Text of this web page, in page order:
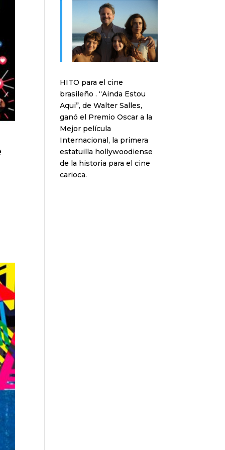
HITO para el cine
brasileño . “Ainda Estou
Aqui”, de Walter Salles,
ganó el Premio Oscar a la
Mejor película
Internacional, la primera
estatuilla hollywoodiense
de la historia para el cine
carioca.